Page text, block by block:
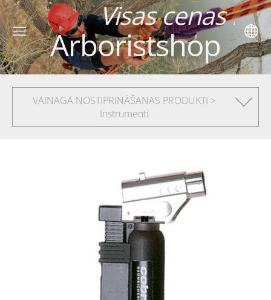
cenas
Arboristshop
VAINAGA NOSTIPRINĀŠANAS PRODUKTI >
Instrumenti